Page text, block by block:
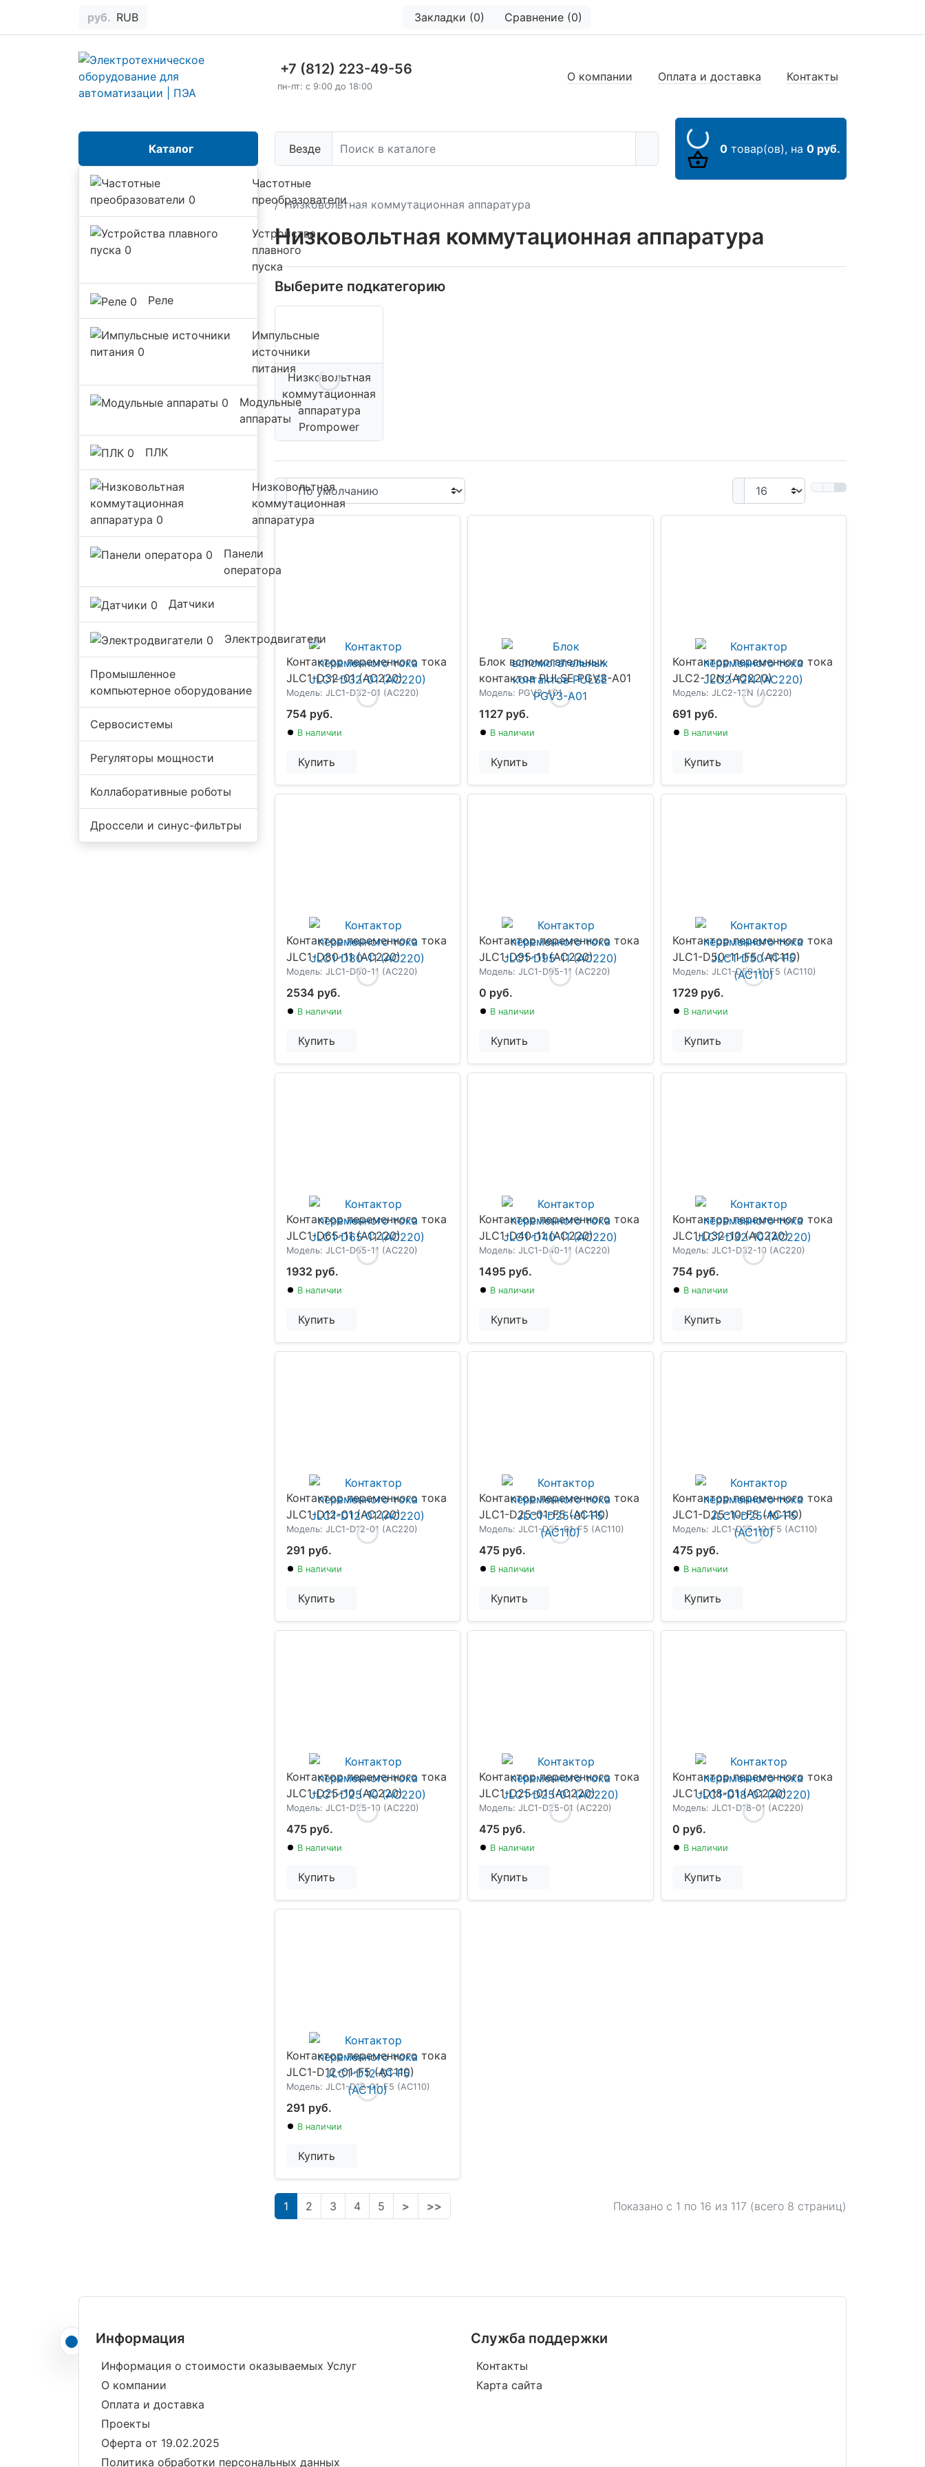
руб. RUB Закладки (0) Сравнение (0)
+7 (812) 223-49-56
пн-пт: с 9:00 до 18:00
Везде
О компании Оплата и доставка Контакты
0 товар(ов), на 0 руб.
Каталог
Частотные
преобразователи
Устройства
плавного
пуска
Реле
Импульсные
источники
питания
Модульные
аппараты
ПЛК
Низковольтная
коммутационная
аппаратура
Панели
оператора
Датчики
Электродвигатели
Промышленное
компьютерное оборудование
Сервосистемы
Регуляторы мощности
Коллаборативные роботы
Дроссели и синус-фильтры
Низковольтная коммутационная аппаратура
Низковольтная коммутационная аппаратура
Выберите подкатегорию
Низковольтная
коммутационная
аппаратура
Prompower
Контактор переменного тока
JLC1-D32-01 (AC220)
Модель: JLC1-D32-01 (AC220)
754 руб.
В наличии
Купить
Блок вспомогательных
контактов PULSE PGV3-A01
Модель: PGV3-A01
1127 руб.
В наличии
Купить
Контактор переменного тока
JLC2-12N (AC220)
Модель: JLC2-12N (AC220)
691 руб.
В наличии
Купить
Контактор переменного тока
JLC1-D80-11 (AC220)
Модель: JLC1-D80-11 (AC220)
2534 руб.
В наличии
Купить
Контактор переменного тока
JLC1-D95-11 (AC220)
Модель: JLC1-D95-11 (AC220)
0 руб.
В наличии
Купить
Контактор переменного тока
JLC1-D50-11-F5 (AC110)
Модель: JLC1-D50-11-F5 (AC110)
1729 руб.
В наличии
Купить
Контактор переменного тока
JLC1-D65-11 (AC220)
Модель: JLC1-D65-11 (AC220)
1932 руб.
В наличии
Купить
Контактор переменного тока
JLC1-D40-11 (AC220)
Модель: JLC1-D40-11 (AC220)
1495 руб.
В наличии
Купить
Контактор переменного тока
JLC1-D32-10 (AC220)
Модель: JLC1-D32-10 (AC220)
754 руб.
В наличии
Купить
Контактор переменного тока
JLC1-D12-01 (AC220)
Модель: JLC1-D12-01 (AC220)
291 руб.
В наличии
Купить
Контактор переменного тока
JLC1-D25-01-F5 (AC110)
Модель: JLC1-D25-01-F5 (AC110)
475 руб.
В наличии
Купить
Контактор переменного тока
JLC1-D25-10-F5 (AC110)
Модель: JLC1-D25-10-F5 (AC110)
475 руб.
В наличии
Купить
Контактор переменного тока
JLC1-D25-10 (AC220)
Модель: JLC1-D25-10 (AC220)
475 руб.
В наличии
Купить
Контактор переменного тока
JLC1-D25-01 (AC220)
Модель: JLC1-D25-01 (AC220)
475 руб.
В наличии
Купить
Контактор переменного тока
JLC1-D18-01 (AC220)
Модель: JLC1-D18-01 (AC220)
0 руб.
В наличии
Купить
Контактор переменного тока
JLC1-D12-01-F5 (AC110)
Модель: JLC1-D12-01-F5 (AC110)
291 руб.
В наличии
Купить
Показано с 1 по 16 из 117 (всего 8 страниц)
1 2 3 4 5 > >>
Информация
Информация о стоимости оказываемых Услуг
О компании
Оплата и доставка
Проекты
Оферта от 19.02.2025
Политика обработки персональных данных
Служба поддержки
Контакты
Карта сайта